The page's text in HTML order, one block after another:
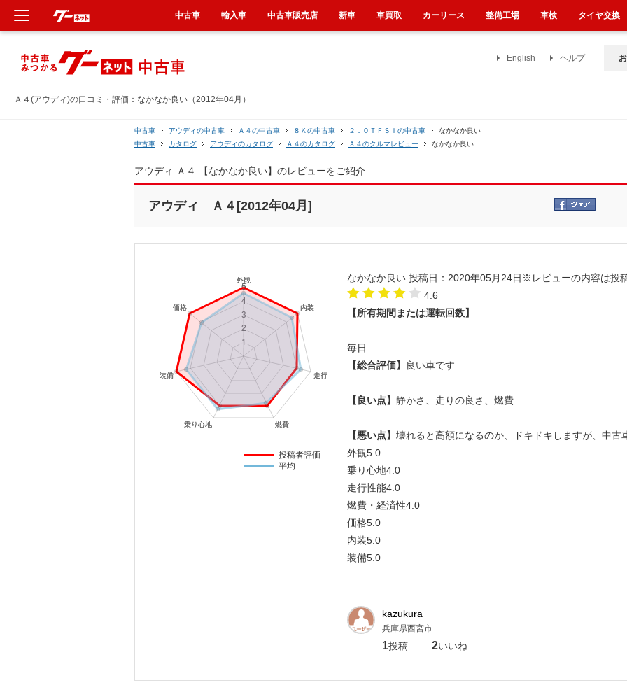
Ａ４(アウディ)の口コミ・評価：なかなか良い（2012年04月）
English ヘルプ
中古車 アウディの中古車 Ａ４の中古車 ８Ｋの中古車 ２．０ＴＦＳＩの中古車
なかなか良い
中古車
カタログ アウディのカタログ Ａ４のカタログ Ａ４のクルマレビュー なかなか良い
アウディ Ａ４ 【なかなか良い】のレビューをご紹介
アウディ Ａ４[2012年04月]
投稿者評価
平均
なかなか良い 投稿日：2020年05月24日 ※レビューの内容は投
4.6
【所有期間または運転回数】
毎日
【総合評価】
良い車です
【良い点】 静かさ、走りの良さ、燃費
【悪い点】 壊れると高額になるのか、ドキドキしますが、中古
外観5.0
乗り心地4.0
走行性能4.0
燃費・経済性4.0
価格5.0
内装5.0
装備5.0
kazukura
兵庫県西宮市
1投稿 2いいね
中古車 輸入車 中古車販売店 新車 車買取 カーリース 整備工場 車検 タイヤ交換
新車
中古車